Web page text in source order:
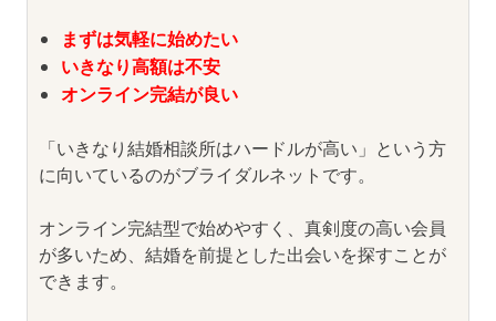
まずは気軽に始めたい
いきなり高額は不安
オンライン完結が良い
「いきなり結婚相談所はハードルが高い」という方
に向いているのがブライダルネットです。
オンライン完結型で始めやすく、真剣度の高い会員
が多いため、結婚を前提とした出会いを探すことが
できます。